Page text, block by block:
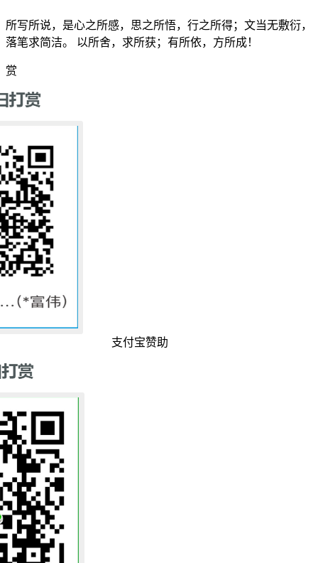
所写所说，是心之所感，思之所悟，行之所得；文当无敷衍，
落笔求简洁。 以所舍，求所获；有所依，方所成！
赏
支付宝赞助